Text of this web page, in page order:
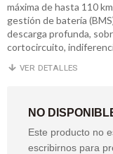
máxima de hasta 110
gestión de batería
descarga profunda,
cortocircuito,
VER DETALLES
NO
Este producto no
escribirnos para